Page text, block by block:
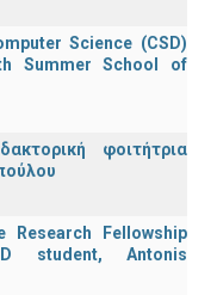
Science (CSD)
Summer School of
φοιτήτρια
Research Fellowship
student, Antonis